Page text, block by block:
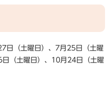
日（土曜日）、7月25日（土曜
（土曜日）、10月24日（土曜